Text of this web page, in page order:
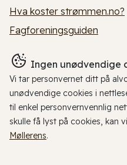
Hva koster strømmen.no?
Fagforeningsguiden
Ingen unødvendige
Vi tar personvernet ditt på
unødvendige cookies i
til enkel personvernvennlig
skulle få lyst på cookies, kan
Møllerens.